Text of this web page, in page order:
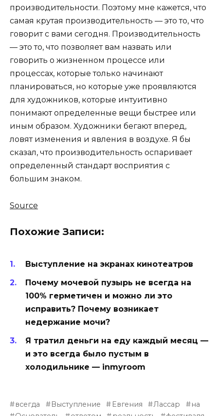
производительности. Поэтому мне кажется, что
самая крутая производительность — это то, что
говорит с вами сегодня. Производительность
— это то, что позволяет вам назвать или
говорить о жизненном процессе или
процессах, которые только начинают
планироваться, но которые уже проявляются
для художников, которые интуитивно
понимают определенные вещи быстрее или
иным образом. Художники бегают вперед,
ловят изменения и явления в воздухе. Я бы
сказал, что производительность оспаривает
определенный стандарт восприятия с
большим знаком.
Source
Похожие Записи:
Выступление на экранах кинотеатров
Почему мочевой пузырь не всегда на
100% герметичен и можно ли это
исправить? Почему возникает
недержание мочи?
Я тратил деньги на еду каждый месяц —
и это всегда было пустым в
холодильнике — inmyroom
всегда Выступление Евгения Лассар
на